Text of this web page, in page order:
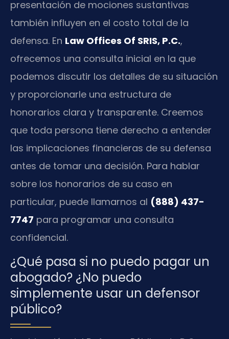
presentación de mociones sustantivas
también influyen en el costo total de la
defensa. En Law Offices Of SRIS, P.C.,
ofrecemos una consulta inicial en la que
podemos discutir los detalles de su situación
y proporcionarle una estructura de
honorarios clara y transparente. Creemos
que toda persona tiene derecho a entender
las implicaciones financieras de su defensa
antes de tomar una decisión. Para hablar
sobre los honorarios de su caso en
particular, puede llamarnos al (888) 437-
7747 para programar una consulta
confidencial.
¿Qué pasa si no puedo pagar un
abogado? ¿No puedo
simplemente usar un defensor
público?